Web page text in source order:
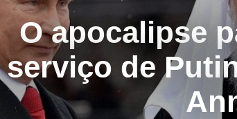
O apocalipse
serviço de